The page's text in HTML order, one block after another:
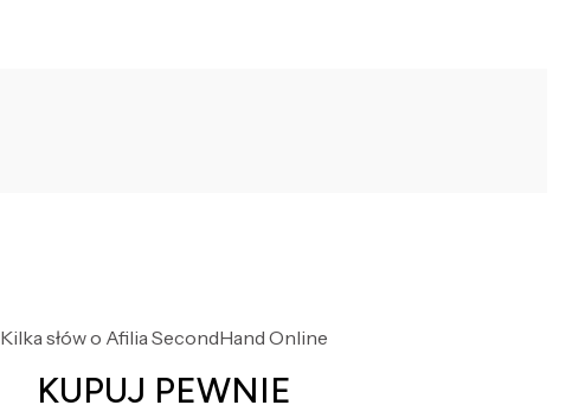
Kilka słów o Afilia SecondHand Online
KUPUJ PEWNIE